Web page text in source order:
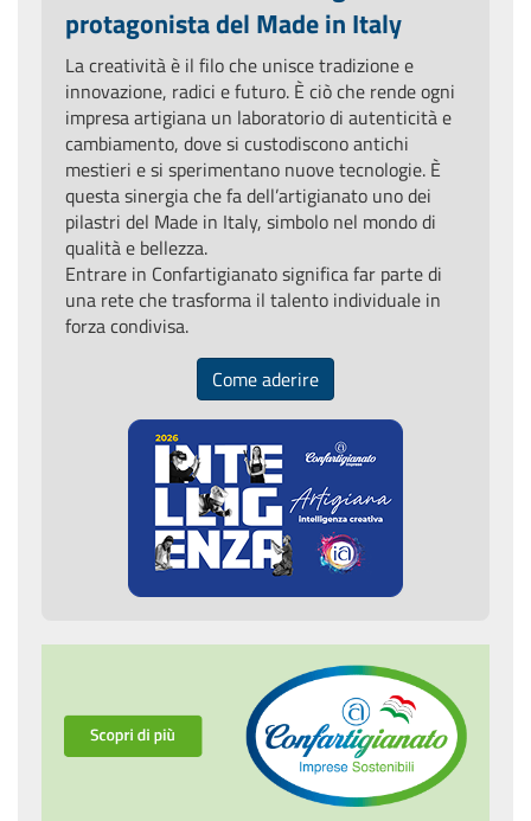
protagonista del Made in Italy
La creatività è il filo che unisce tradizione e
innovazione, radici e futuro. È ciò che rende ogni
impresa artigiana un laboratorio di autenticità e
cambiamento, dove si custodiscono antichi
mestieri e si sperimentano nuove tecnologie. È
questa sinergia che fa dell’artigianato uno dei
pilastri del Made in Italy, simbolo nel mondo di
qualità e bellezza.
Entrare in Confartigianato significa far parte di
una rete che trasforma il talento individuale in
forza condivisa.
Come aderire